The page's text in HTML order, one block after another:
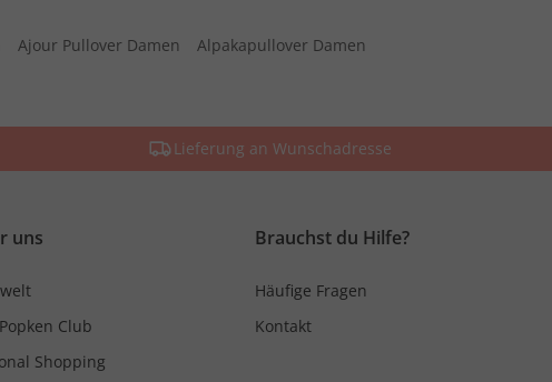
Ajour Pullover Damen
Alpakapullover Damen
Lieferung an Wunschadresse
uns
Club
Shopping
Brauchst du Hilfe?
Häufige Fragen
Kontakt